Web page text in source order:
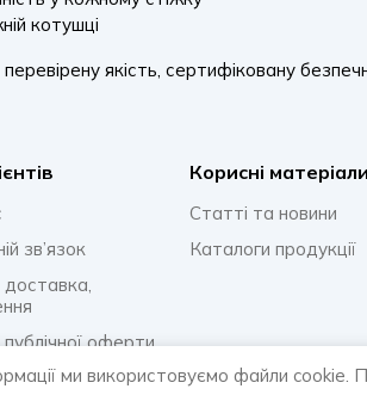
котушці
якість, сертифіковану
зв’язок
оферти
конфіденційності
Корисні матеріали
Статті та новини
Каталоги продукції
ми використовуємо файли